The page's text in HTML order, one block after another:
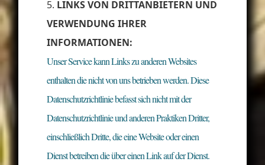
LINKS VON DRITTANBIETERN UND
VERWENDUNG IHRER
INFORMATIONEN:
Unser Service kann Links zu anderen Websites
enthalten die nicht von uns betrieben werden. Diese
Datenschutzrichtlinie befasst sich nicht mit der
Datenschutzrichtlinie und anderen Praktiken Dritter,
einschließlich Dritte, die eine Website oder einen
Dienst betreiben die über einen Link auf der Dienst.